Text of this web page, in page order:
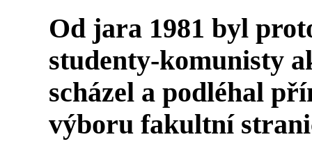
Od jara 1981 byl
studenty-komunisty
scházel a podléhal
výboru fakultní